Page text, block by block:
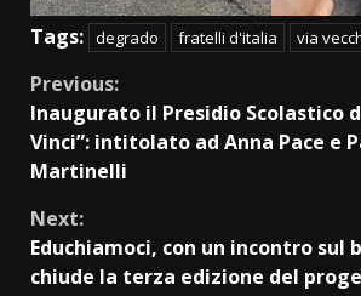
Tags: degrado fratelli d'italia via
Continue
Reading
Previous:
Inaugurato il Presidio Scolastico
Vinci”: intitolato ad Anna Pace e
Martinelli
Next:
Educhiamoci, con un incontro sul
chiude la terza edizione del